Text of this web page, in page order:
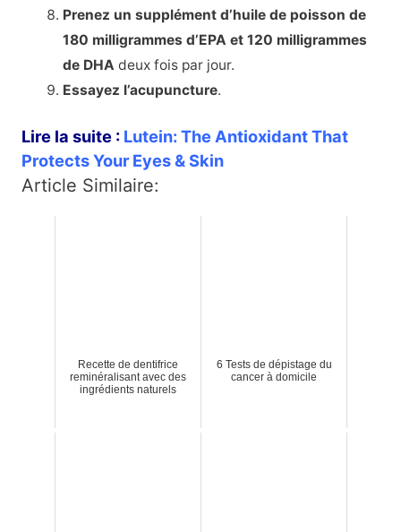
Prenez un supplément d’huile de poisson de
180 milligrammes d’EPA et 120 milligrammes
de DHAdeux fois par jour.
Essayez l’acupuncture.
Lire la suite : Lutein: The Antioxidant That
Protects Your Eyes & Skin
Article Similaire:
Recette de dentifrice
reminéralisant avec des
ingrédients naturels
6 Tests de dépistage du
cancer à domicile